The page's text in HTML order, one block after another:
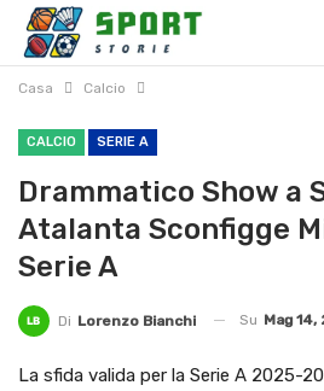
Casa Calcio
CALCIO SERIE A
Drammatico Show a
Atalanta Sconfigge
Serie A
Di Lorenzo Bianchi Su Mag 14,
La sfida valida per la Serie A 2025-